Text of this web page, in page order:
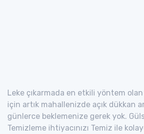
Leke çıkarmada en etkili yöntem
için artık mahallenizde açık dükkan
günlerce beklemenize gerek yok.
Temizleme ihtiyacınızı Temiz ile